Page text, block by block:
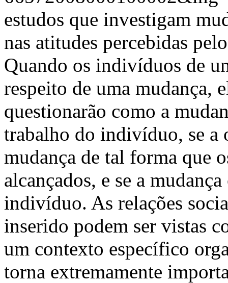
estudos que investigam
nas atitudes percebidas
Quando os indivíduos de
respeito de uma mudança,
questionarão como a
trabalho do indivíduo, se a
mudança de tal forma que
alcançados, e se a
indivíduo. As relações
inserido podem ser vistas
um contexto específico
torna extremamente